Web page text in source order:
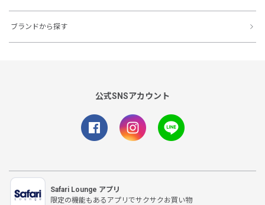
ブランドから探す
公式SNSアカウント
Safari Lounge アプリ
限定の機能もあるアプリでサクサクお買い物